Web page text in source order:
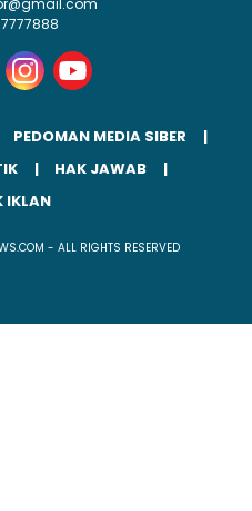
PEDOMAN MEDIA SIBER
HAK JAWAB
IKLAN
- ALL RIGHTS RESERVED